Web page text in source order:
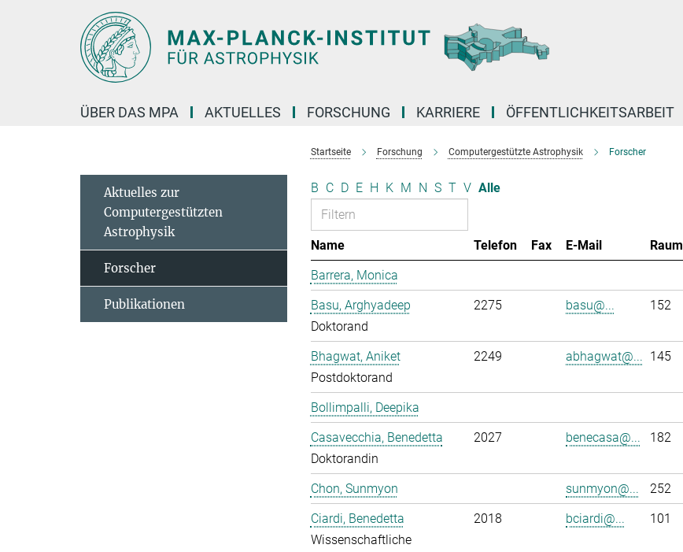
ÜBER DAS MPA AKTUELLES FORSCHUNG KARRIERE ÖFFENTLICHKEITSARBEIT
Startseite Forschung Computergestützte Astrophysik Forscher
B C D E H K M N S T V Alle
Name Telefon Fax E-Mail Raum
Barrera, Monica
Basu, Arghyadeep
Doktorand
2275 basu@...
152
Bhagwat, Aniket
Postdoktorand
2249 abhagwat@... 145
Bollimpalli, Deepika
Casavecchia, Benedetta
Doktorandin
2027 benecasa@... 182
Chon, Sunmyon sunmyon@...
252
Ciardi, Benedetta
Wissenschaftliche
2018 bciardi@... 101
Aktuelles zur
Computergestützten
Astrophysik
Forscher
Publikationen